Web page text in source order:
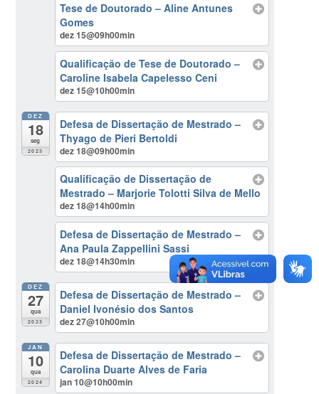
Tese de Doutorado – Aline Antunes
Gomes
dez 15@09h00min
Qualificação de Tese de Doutorado –
Caroline Isabela Capelesso Ceni
dez 15@10h00min
DEZ
18
seg
2023
Defesa de Dissertação de Mestrado –
Thyago de Pieri Bertoldi
dez 18@09h00min
Qualificação de Dissertação de
Mestrado – Marjorie Tolotti Silva de Mello
dez 18@14h00min
Defesa de Dissertação de Mestrado –
Ana Paula Zappellini Sassi
dez 18@14h30min
DEZ
27
qua
2023
Defesa de Dissertação de Mestrado –
Daniel Ivonésio dos Santos
dez 27@10h00min
JAN
10
qua
2024
Defesa de Dissertação de Mestrado –
Carolina Duarte Alves de Faria
jan 10@10h00min